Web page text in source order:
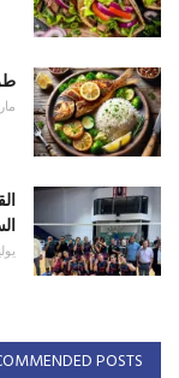
مارس
يوليو
POSTS